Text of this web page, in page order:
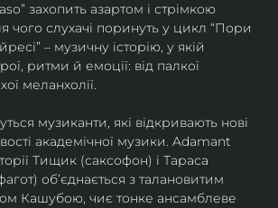
захопить азартом і стрімкою
чого слухачі поринуть у цикл “Пори
– музичну історію, у якій
ритми й емоції: від палкої
меланхолії.
музиканти, які відкривають нові
академічної музики. Adamant
Тищик (саксофон) і Тараса
об’єднається з талановитим
Кашубою, чиє тонке ансамблеве